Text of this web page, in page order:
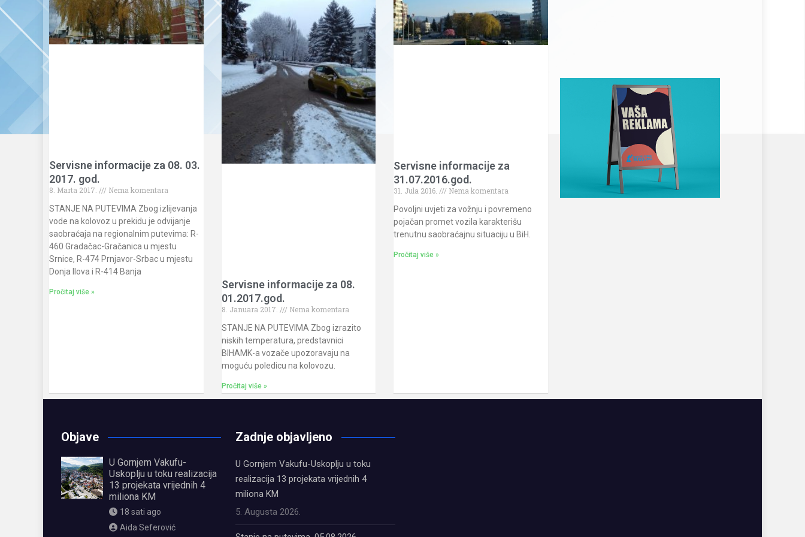
Servisne informacije za 08. 03.
2017. god.
8. Marta 2017.
Nema komentara
STANJE NA PUTEVIMA Zbog izlijevanja
vode na kolovoz u prekidu je odvijanje
saobraćaja na regionalnim putevima: R-
460 Gradačac-Gračanica u mjestu
Srnice, R-474 Prnjavor-Srbac u mjestu
Donja Ilova i R-414 Banja
Pročitaj više »
Servisne informacije za 08.
01.2017.god.
8. Januara 2017.
Nema komentara
STANJE NA PUTEVIMA Zbog izrazito
niskih temperatura, predstavnici
BIHAMK-a vozače upozoravaju na
moguću poledicu na kolovozu.
Pročitaj više »
Servisne informacije za
31.07.2016.god.
31. Jula 2016.
Nema komentara
Povoljni uvjeti za vožnju i povremeno
pojačan promet vozila karakterišu
trenutnu saobraćajnu situaciju u BiH.
Pročitaj više »
Objave
U Gornjem Vakufu-
Uskoplju u toku realizacija
13 projekata vrijednih 4
miliona KM
18 sati ago
Aida Seferović
Zadnje objavljeno
U Gornjem Vakufu-Uskoplju u toku
realizacija 13 projekata vrijednih 4
miliona KM
5. Augusta 2026.